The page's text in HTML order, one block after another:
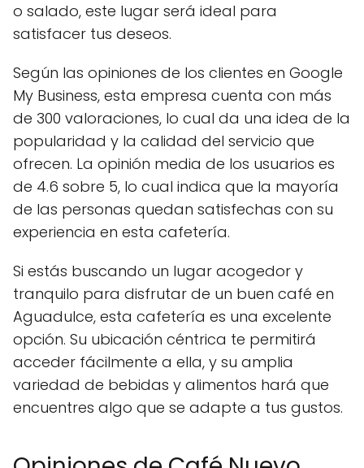
o salado, este lugar será ideal para
satisfacer tus deseos.
Según las opiniones de los clientes en Google
My Business, esta empresa cuenta con más
de 300 valoraciones, lo cual da una idea de la
popularidad y la calidad del servicio que
ofrecen. La opinión media de los usuarios es
de 4.6 sobre 5, lo cual indica que la mayoría
de las personas quedan satisfechas con su
experiencia en esta cafetería.
Si estás buscando un lugar acogedor y
tranquilo para disfrutar de un buen café en
Aguadulce, esta cafetería es una excelente
opción. Su ubicación céntrica te permitirá
acceder fácilmente a ella, y su amplia
variedad de bebidas y alimentos hará que
encuentres algo que se adapte a tus gustos.